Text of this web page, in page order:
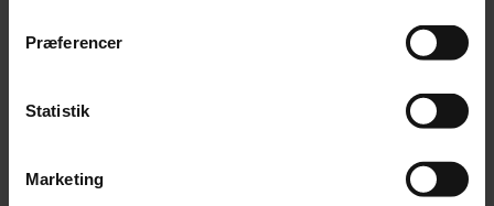
Præferencer
Statistik
Marketing